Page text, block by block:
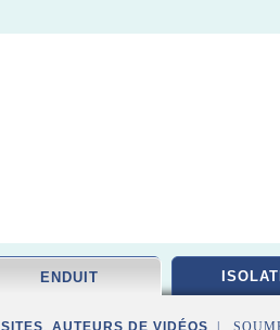
ENDUIT
SITES, AUTEURS DE VIDÉOS |